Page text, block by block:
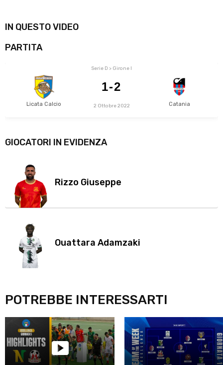
IN QUESTO VIDEO
PARTITA
Serie D > Girone I
Licata Calcio
1-2
Catania
2 Ottobre 2022
GIOCATORI IN EVIDENZA
Rizzo Giuseppe
Ouattara Adamzaki
POTREBBE INTERESSARTI